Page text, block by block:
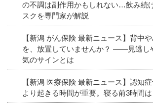
の不調は副作用かもしれない…飲み続
スクを専門家が解説
【新潟 がん保険 最新ニュース】背中
を、放置していませんか？ ――見逃し
気のサインとは
【新潟 医療保険 最新ニュース】認知
より起きる時間が重要。寝る前3時間